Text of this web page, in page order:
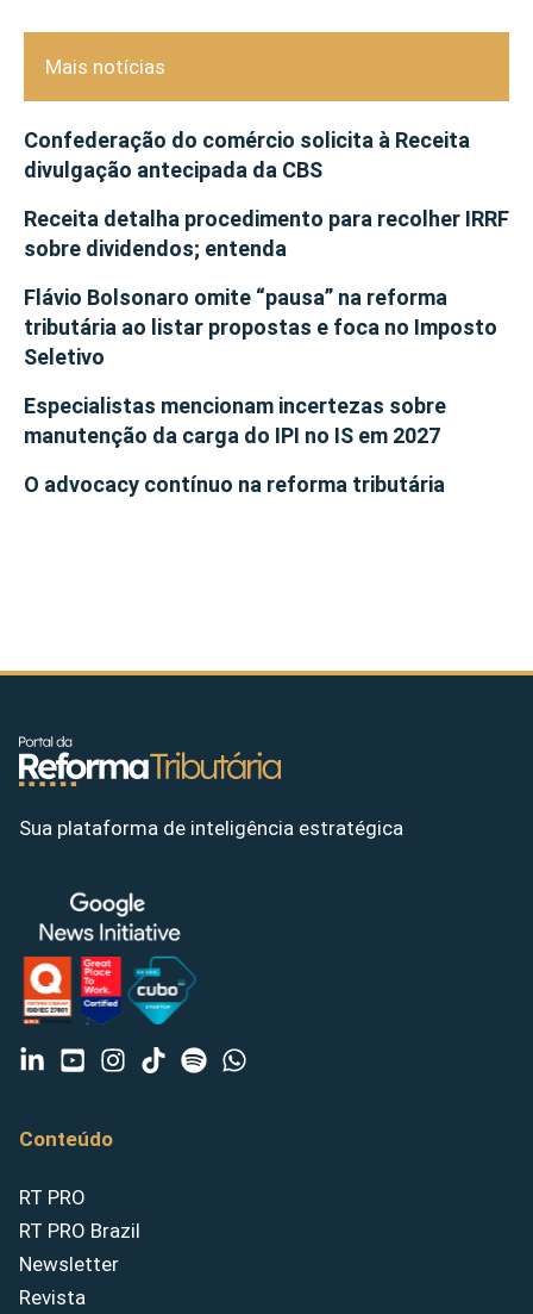
Mais notícias
Confederação do comércio solicita à Receita
divulgação antecipada da CBS
Receita detalha procedimento para recolher IRRF
sobre dividendos; entenda
Flávio Bolsonaro omite “pausa” na reforma
tributária ao listar propostas e foca no Imposto
Seletivo
Especialistas mencionam incertezas sobre
manutenção da carga do IPI no IS em 2027
O advocacy contínuo na reforma tributária
Sua plataforma de inteligência estratégica
Conteúdo
RT PRO
RT PRO Brazil
Newsletter
Revista